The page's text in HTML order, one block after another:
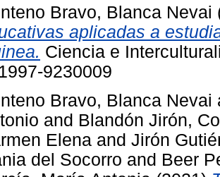
Bravo, Blanca Nevai
aplicadas a
Ciencia e
9230009
Bravo, Blanca Nevai
and Blandón Jirón,
Elena and Jirón
del Socorro and Beer